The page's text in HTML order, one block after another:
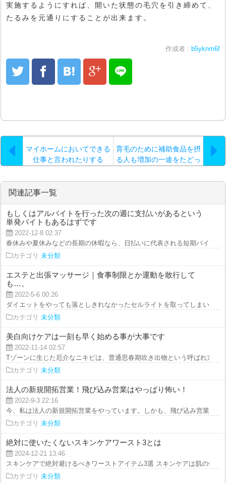
実施するようにすれば、開いた状態の毛穴を引き締めて、
たるみを元通りにすることが出来ます。
作成者 : b5yknm6f
マイホームにおいてできる
仕事と言われたりする
育毛のために補助食品を摂
る人も増加の一途をたどっ
関連記事一覧
もしくはアルバイトを行った次の週に支払いがあるという
単発バイトもあるはずです
2022-12-8 02:37
春休みや夏休みなどの長期の休暇なら、日払いに代表される短期バイトを
カテゴリ 未分類
エステと出張マッサージ｜食事制限とか運動を敢行して
も…。
2022-5-6 00:26
ダイエットをやっても落としきれなかったセルライトを取ってしまいたい
カテゴリ 未分類
美白向けケアは一刻も早く始める事が大事です
2022-11-14 02:57
Tゾーンに生じた厄介なニキビは、普通思春期吹き出物という呼ばれ方を
カテゴリ 未分類
法人の新規開拓営業！飛び込み営業はやっぱり怖い！
2022-9-3 22:16
今、私は法人の新規開拓営業をやっています。しかも、飛び込み営業です
カテゴリ 未分類
絶対に使いたくないスキンケアワースト3とは
2024-12-21 13:46
スキンケアで絶対避けるべきワーストアイテム3選 スキンケアは肌の健康
カテゴリ 未分類